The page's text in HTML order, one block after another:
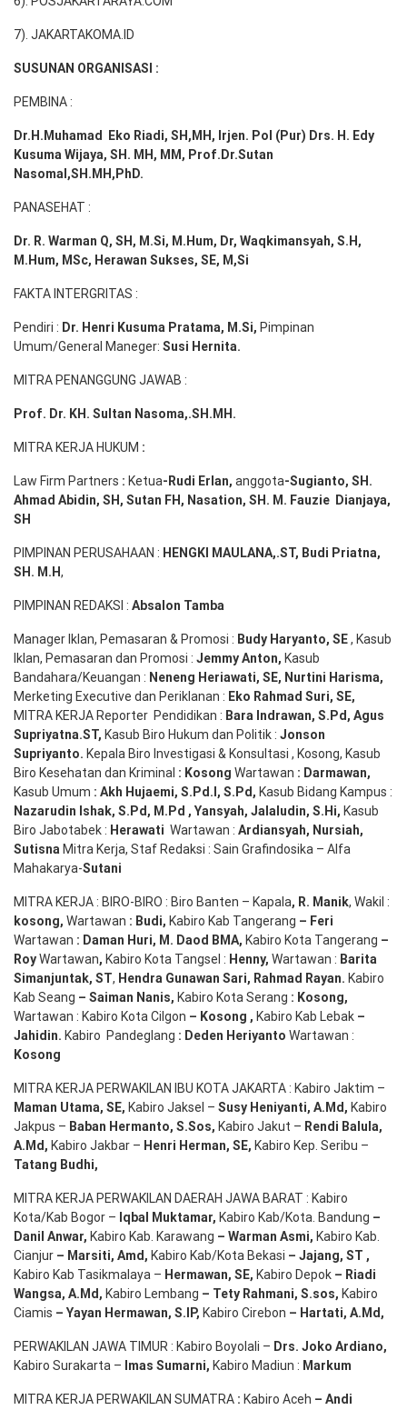
7). JAKARTAKOMA.ID
SUSUNAN ORGANISASI :
PEMBINA :
Dr.H.Muhamad Eko Riadi, SH,MH , Irjen. Pol (Pur) Drs. H. Edy
Kusuma Wijaya, SH. MH, MM, Prof. Dr.Sutan
Nasomal,SH.MH,PhD.
PANASEHAT :
Dr. R. Warman Q, SH, M.Si, M.Hum, Dr, Waqkimansyah, S.H,
M.Hum, MSc, Herawan Sukses, SE, M,Si
FAKTA INTERGRITAS :
Pendiri : Dr. Henri Kusuma Pratama, M.Si, Pimpinan
Umum/General Maneger: Susi Hernita.
MITRA PENANGGUNG JAWAB :
Prof. Dr. KH. Sultan Nasoma,.SH.MH.
MITRA KERJA HUKUM :
Law Firm Partners : Ketua-Rudi Erlan, anggota-Sugianto, SH.
Ahmad Abidin, SH, Sutan FH, Nasation, SH. M. Fauzie Dianjaya,
SH
PIMPINAN PERUSAHAAN : HENGKI MAULANA,.ST, Budi Priatna,
SH . M.H,
PIMPINAN REDAKSI : Absalon Tamba
Manager Iklan, Pemasaran & Promosi : Budy Haryanto, SE, Kasub
Iklan, Pemasaran dan Promosi : Jemmy Anton, Kasub
Bandahara/Keuangan : Neneng Heriawati, SE, Nurtini Harisma,
Merketing Executive dan Periklanan : Eko Rahmad Suri, SE,
MITRA KERJA Reporter Pendidikan : Bara Indrawan, S.Pd, Agus
Supriyatna.ST, Kasub Biro Hukum dan Politik : Jonson
Supriyanto. Kepala Biro Investigasi & Konsultasi , Kosong, Kasub
Biro Kesehatan dan Kriminal : Kosong Wartawan : Darmawan,
Kasub Umum : Akh Hujaemi, S.Pd.I, S.Pd, Kasub Bidang Kampus :
Nazarudin Ishak, S.Pd, M.Pd , Yansyah, Jalaludin, S.Hi, Kasub
Biro Jabotabek : Herawati Wartawan : Ardiansyah, Nursiah,
Sutisna Mitra Kerja, Staf Redaksi : Sain Grafindosika – Alfa
Mahakarya-Sutani
MITRA KERJA : BIRO-BIRO : Biro Banten – Kapala, R. Manik, Wakil :
kosong, Wartawan : Budi, Kabiro Kab Tangerang – Feri
Wartawan : Daman Huri, M. Daod BMA, Kabiro Kota Tangerang –
RoyWartawan, Kabiro Kota Tangsel : Henny, Wartawan : Barita
Simanjuntak, ST, Hendra Gunawan Sari, Rahmad Rayan. Kabiro
Kab Seang – Saiman Nanis, Kabiro Kota Serang : Kosong,
Wartawan : Kabiro Kota Cilgon – Kosong , Kabiro Kab Lebak –
Jahidin. Kabiro Pandeglang : Deden Heriyanto Wartawan :
Kosong
MITRA KERJA PERWAKILAN IBU KOTA JAKARTA : Kabiro Jaktim –
Maman Utama, SE, Kabiro Jaksel – Susy Heniyanti, A.Md, Kabiro
Jakpus – Baban Hermanto, S.Sos, Kabiro Jakut – Rendi Balula,
A.Md, Kabiro Jakbar – Henri Herman, SE, Kabiro Kep. Seribu –
Tatang Budhi,
MITRA KERJA PERWAKILAN DAERAH JAWA BARAT : Kabiro
Kota/Kab Bogor – Iqbal Muktamar, Kabiro Kab/Kota. Bandung –
Danil Anwar, Kabiro Kab. Karawang – Warman Asmi, Kabiro Kab.
Cianjur – Marsiti, Amd, Kabiro Kab/Kota Bekasi – Jajang, ST ,
Kabiro Kab Tasikmalaya – Hermawan, SE, Kabiro Depok – Riadi
Wangsa, A.Md, Kabiro Lembang – Tety Rahmani, S.sos, Kabiro
Ciamis – Yayan Hermawan, S.IP, Kabiro Cirebon – Hartati, A.Md,
PERWAKILAN JAWA TIMUR : Kabiro Boyolali – Drs. Joko Ardiano,
Kabiro Surakarta – Imas Sumarni, Kabiro Madiun : Markum
MITRA KERJA PERWAKILAN SUMATRA : Kabiro Aceh – Andi